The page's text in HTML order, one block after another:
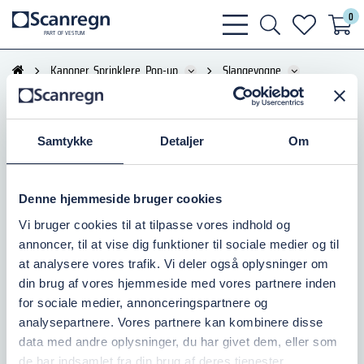
Samtykke Detaljer Om
Denne hjemmeside bruger cookies
Vi bruger cookies til at tilpasse vores indhold og
annoncer, til at vise dig funktioner til sociale medier og til
at analysere vores trafik. Vi deler også oplysninger om
din brug af vores hjemmeside med vores partnere inden
for sociale medier, annonceringspartnere og
analysepartnere. Vores partnere kan kombinere disse
data med andre oplysninger, du har givet dem, eller som
de har indsamlet fra din brug af deres tjenester.
PART OF VESTUM
bars
light
search
light
heart
light
0
Kanoner, Sprinklere, Pop-up
Slangevogne
Slangevogn 5350 SB
Slangevogn 5350 SB
Tromle og ramme af elgalvaniseret stål.
Slangetromle: Ø400 x B:220 mm
Håndsving i plastbelagt stål.